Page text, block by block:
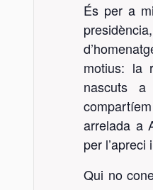
És per a
motius: la
nascuts a
arrelada a
per
Qui no